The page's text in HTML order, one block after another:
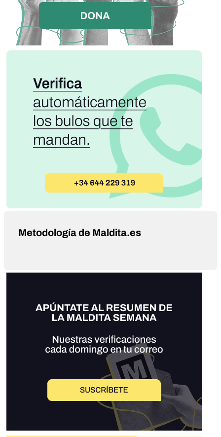
Metodología de Maldita.es